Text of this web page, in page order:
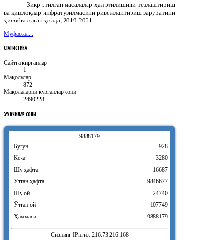
Зикр этилган масалалар ҳал этилишини тезлаштириш
ва қишлоқлар инфратузилмасини ривожлантириш заруратини
ҳисобга олган ҳолда, 2019-2021
Муфассал...
СТАТИСТИКА
Сайтга кирганлар
1
Мақолалар
872
Мақолаларни кӯрганлар сони
2490228
ӮҚУВЧИЛАРСОНИ
9888179
Бугун
Кеча
Шу ҳафта
Ӯтган ҳафта
Шу ой
Ӯтган ой
Ҳаммаси
928
3280
16687
9846677
24740
107749
9888179
Сизнинг IPнгиз: 216.73.216.168